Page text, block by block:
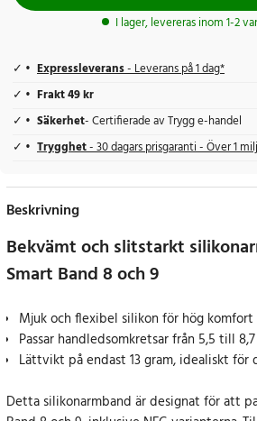
I lager, levereras inom 1-2
Expressleverans- Leverans på 1 dag*
Frakt 49 kr
Säkerhet- Certifierade av Trygg e-handel
Trygghet- 30 dagars prisgaranti - Över 1
Beskrivning
Bekvämt och slitstarkt
Smart Band 8 och 9
Mjuk och flexibel silikon för hög komfort
Passar handledsomkretsar från 5,5 till
Lättvikt på endast 13 gram, idealiskt för
Detta silikonarmband är designat för att